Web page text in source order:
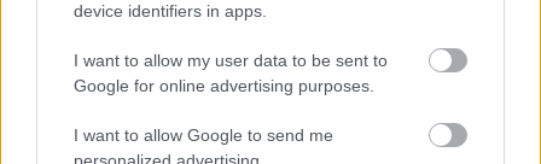
device identifiers in apps.
I want to allow my user data to be sent to
Google for online advertising purposes.
I want to allow Google to send me
«Μου έδιναν 2,5 χρόνια ζωής»: Η
ιστορία της γυναίκας που νίκησε τα
προγνωστικά και έδωσε φωνή στους